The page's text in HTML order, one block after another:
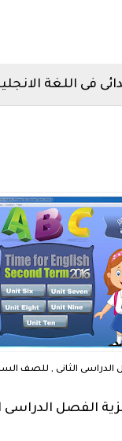
اللغة
الثانى , للصف
الفصل